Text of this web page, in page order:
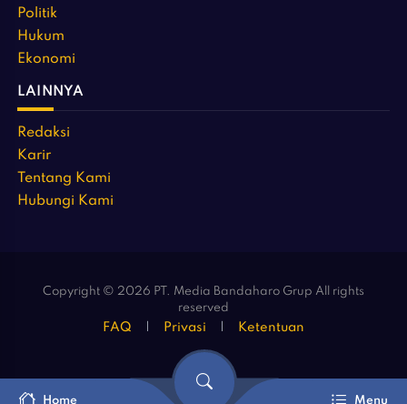
Politik
Hukum
Ekonomi
LAINNYA
Redaksi
Karir
Tentang Kami
Hubungi Kami
Copyright © 2026 PT. Media Bandaharo Grup All rights
reserved
FAQ Privasi Ketentuan
Home Menu